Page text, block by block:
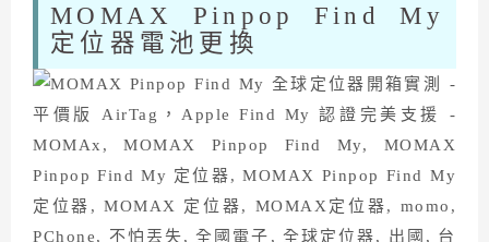
MOMAX Pinpop Find My
定位器電池更換